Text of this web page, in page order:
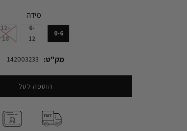
מידה
0-6
6-
12
12-
18
מק"ט: 142003233
הוספה לסל